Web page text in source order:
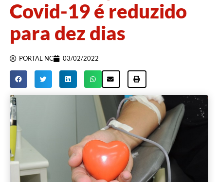
Covid-19 é reduzido
para dez dias
PORTAL NC 03/02/2022